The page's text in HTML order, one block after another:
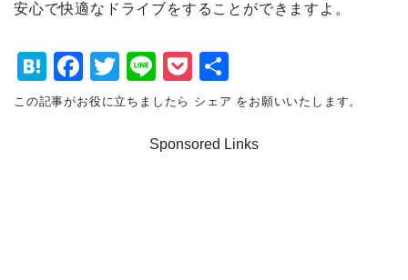
安心で快適なドライブをすることができますよ。
H
at
F
a
T
wi
Li
n
P
o
k
有
この記事がお役に立ちましたら シェア をお願いいたします。
Sponsored Links